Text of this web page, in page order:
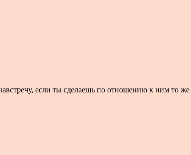
если ты сделаешь по отношению к ним то